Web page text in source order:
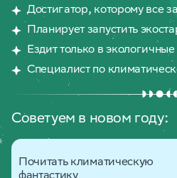
Достигатор, которому все
Планирует запустить
Ездит только в
Специалист по
Советуем в новом году:
Почитать климатическую